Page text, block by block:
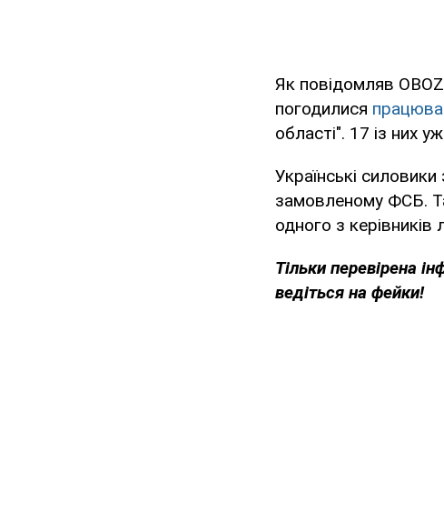
Як повідомляв
погодилися
області". 17 із них
Українські
замовленому ФСБ.
одного з
Тільки перевірена
ведіться на фейки!